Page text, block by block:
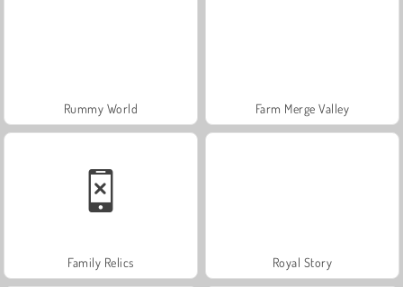
Rummy World Farm Merge Valley
Family Relics Royal Story